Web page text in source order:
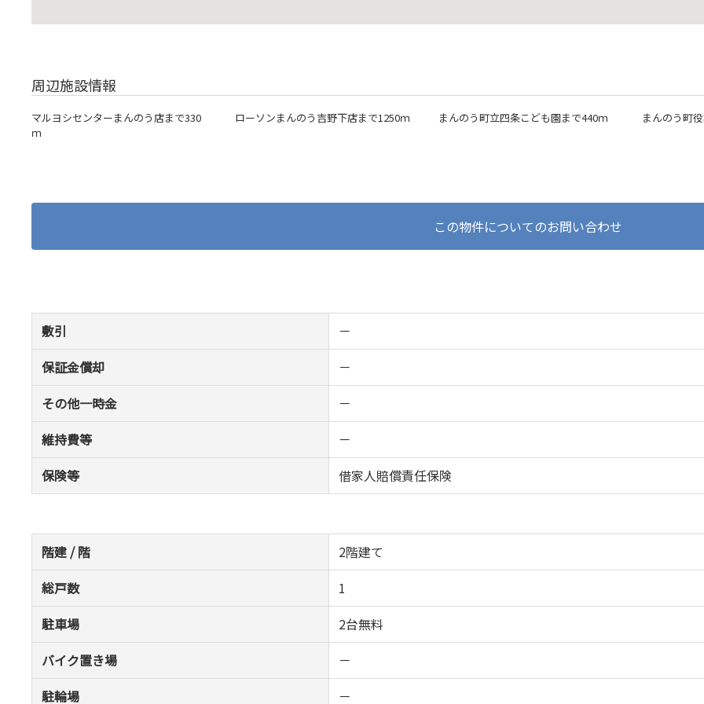
周辺施設情報
マルヨシセンターまんのう店まで330
ｍ
ローソンまんのう吉野下店まで1250ｍ まんのう町立四条こども園まで440ｍ まんのう町
この物件についてのお問い合わせ
敷引
－
保証金償却
－
その他一時金
－
維持費等
－
保険等
借家人賠償責任保険
階建 / 階
2階建て
総戸数
1
駐車場
2台無料
バイク置き場
－
駐輪場
－